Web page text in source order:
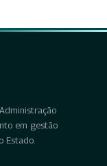
em gestão
Estado.